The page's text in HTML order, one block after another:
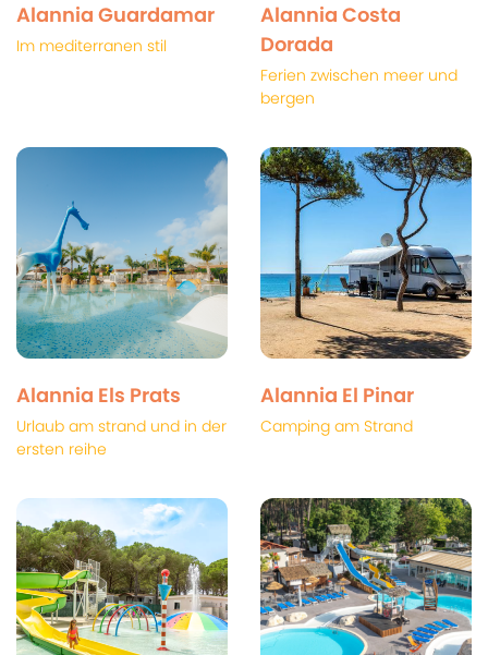
Alannia Guardamar
Im mediterranen stil
Alannia Costa
Dorada
Ferien zwischen meer und
bergen
Alannia Els Prats
Urlaub am strand und in der
ersten reihe
Alannia El Pinar
Camping am Strand